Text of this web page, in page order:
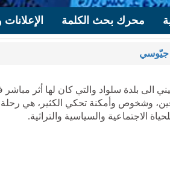
محرك بحث الكلمة
جيّوسي
الى بلدة سلواد والتي كان لها أثر مباشر
وشخوص وأمكنة تحكي الكثير، هي رحلة
الاجتماعية والسياسية والتراثية.